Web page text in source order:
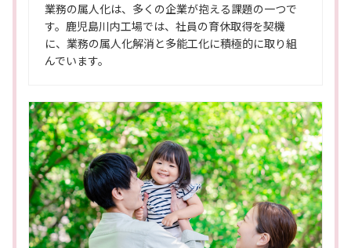
業務の属人化は、多くの企業が抱える課題の一つで
す。鹿児島川内工場では、社員の育休取得を契機
に、業務の属人化解消と多能工化に積極的に取り組
んでいます。